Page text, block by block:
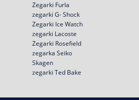
Zegarki Furla
zegarki G- Shock
Zegarki Ice Watch
zegarki Lacoste
Zegarki Rosefield
zegarka Seiko
Skagen
zegarki Ted Bake